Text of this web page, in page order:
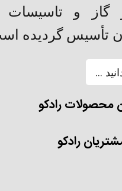
گاز و تاسیسات
تأسیس گردیده
...
محصولات رادکو
رادکو